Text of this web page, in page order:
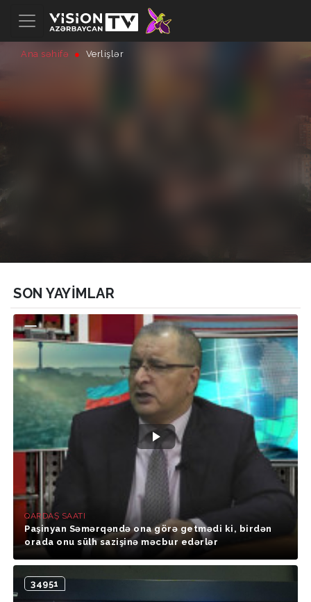
Ana səhifə Verlişlər
SON YAYIMLAR
QARDAŞ SAATI
Paşinyan Səmərqəndə ona görə getmədi ki, birdən
orada onu sülh sazişinə məcbur edərlər
34951